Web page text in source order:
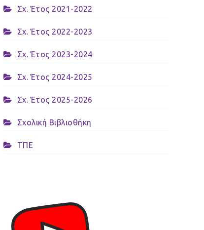
Σχ. Έτος 2021-2022
Σχ. Έτος 2022-2023
Σχ. Έτος 2023-2024
Σχ. Έτος 2024-2025
Σχ. Έτος 2025-2026
Σχολική Βιβλιοθήκη
ΤΠΕ